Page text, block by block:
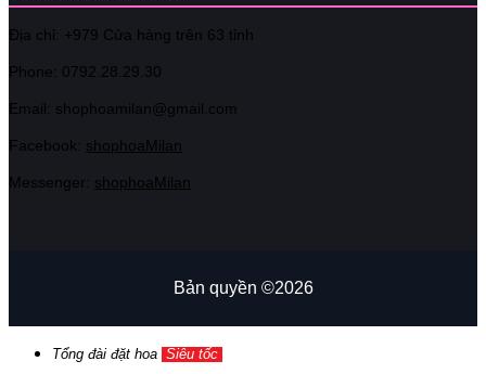
Địa chỉ: +979 Cửa hàng trên 63 tỉnh
Phone: 0792.28.29.30
Email: shophoamilan@gmail.com
Facebook: shophoaMilan
Messenger: shophoaMilan
Bản quyền ©2026
Tổng đài đặt hoa Siêu tốc